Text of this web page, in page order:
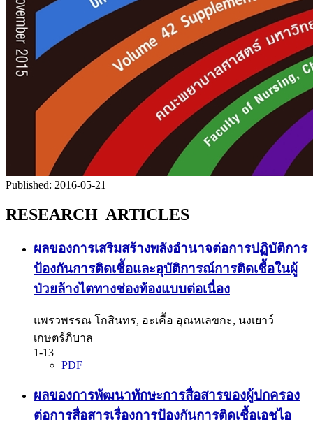
Published: 2016-05-21
RESEARCH ARTICLES
ผลของการเสริมสร้างพลังอำนาจต่อการปฏิบัติการ
ป้องกันการติดเชื้อและอุบัติการณ์การติดเชื้อในผู้
ป่วยล้างไตทางช่องท้องแบบต่อเนื่อง
แพรวพรรณ โกสินทร, อะเคื้อ อุณหเลขกะ, นงเยาว์
เกษตร์ภิบาล
1-13
PDF
ผลของการพัฒนาทักษะการสื่อสารของผู้ปกครอง
ต่อการสื่อสารเรื่องการป้องกันการติดเชื้อเอชไอ